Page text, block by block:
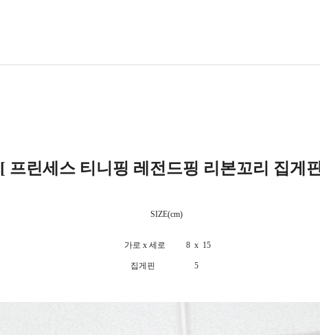
[ 프린세스 티니핑 레전드핑 리본꼬리 집게
SIZE(cm)
가로 x 세로 8 x 15
집게핀 5